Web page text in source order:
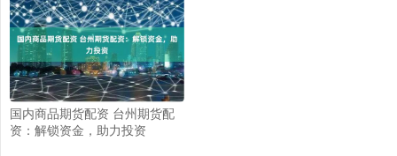
国内商品期货配资 台州期货配
资：解锁资金，助力投资